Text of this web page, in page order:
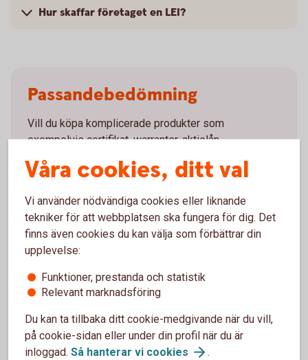
Hur skaffar företaget en LEI?
Passandebedömning
Vill du köpa komplicerade produkter som
exempelvis certifikat, warranter, aktielån,
strukturerade produkter mm behöver banken
säkerställa att du har nödvändig kunskap och
Detta görs genom en så kallad passandebedömning
där du får svara på ett antal frågor som varierar
mellan de olika produkterna.
För att se detta innehåll behöver du först
godkänna cookies för Funktioner, prestanda
och statistik.
Våra cookies, ditt val
Vi använder nödvändiga cookies eller liknande
tekniker för att webbplatsen ska fungera för dig. Det
finns även cookies du kan välja som förbättrar din
upplevelse:
Funktioner, prestanda och statistik
Relevant marknadsföring
Du kan ta tillbaka ditt cookie-medgivande när du vill,
på cookie-sidan eller under din profil när du är
inloggad. Så hanterar vi cookies .